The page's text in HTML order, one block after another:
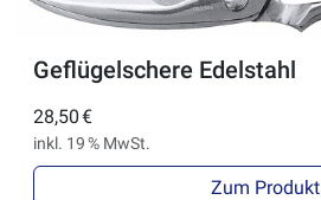
Geflügelschere Edelstahl
28,50 €
inkl. 19 % MwSt.
Zum Produkt